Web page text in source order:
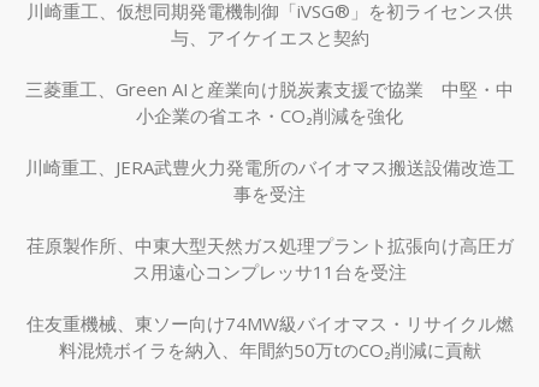
川崎重工、仮想同期発電機制御「iVSG®」を初ライセンス供
与、アイケイエスと契約
三菱重工、Green AIと産業向け脱炭素支援で協業 中堅・中
小企業の省エネ・CO₂削減を強化
川崎重工、JERA武豊火力発電所のバイオマス搬送設備改造工
事を受注
荏原製作所、中東大型天然ガス処理プラント拡張向け高圧ガ
ス用遠心コンプレッサ11台を受注
住友重機械、東ソー向け74MW級バイオマス・リサイクル燃
料混焼ボイラを納入、年間約50万tのCO₂削減に貢献